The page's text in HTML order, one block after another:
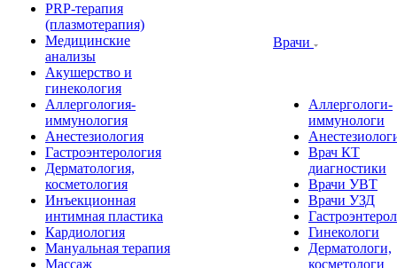
PRP-терапия
(плазмотерапия)
Медицинские
анализы
Акушерство и
гинекология
Аллергология-
иммунология
Анестезиология
Гастроэнтерология
Дерматология,
косметология
Инъекционная
интимная пластика
Кардиология
Мануальная терапия
Массаж
Врачи
Аллергологи-
иммунологи
Врач КТ
диагностики
Врачи УВТ
Врачи УЗД
Гинекологи
Дерматологи,
косметологи